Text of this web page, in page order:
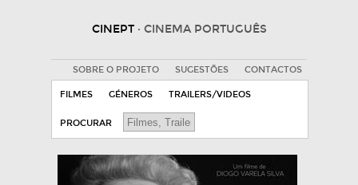
CINEPT · CINEMA PORTUGUÊS
SOBRE O PROJETO SUGESTÕES CONTACTOS
FILMES GÉNEROS TRAILERS/VIDEOS
PROCURAR